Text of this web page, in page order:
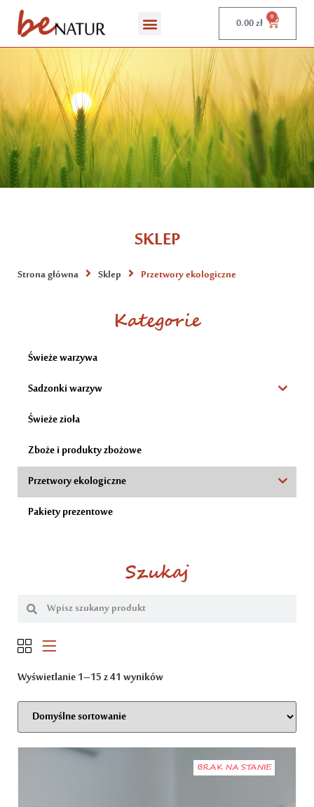
0.00zł 0
SKLEP
Strona główna Sklep Przetwory ekologiczne
Kategorie
Świeże warzywa
Sadzonki warzyw
Świeże zioła
Zboże i produkty zbożowe
Przetwory ekologiczne
Pakiety prezentowe
Szukaj
Wyświetlanie 1–15 z 41 wyników
BRAK NA STANIE